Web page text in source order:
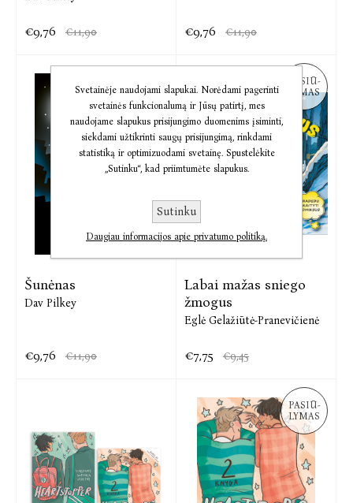
€9,76 €11,90 €9,76 €11,90
Šunėnas
Dav Pilkey
€9,76 €11,90
PASIŪ-
LYMAS
Labai mažas sniego
žmogus
Eglė Gelažiūtė-Pranevičienė
€7,75 €9,45
PASIŪ-
LYMAS
Svetainėje naudojami slapukai. Norėdami pagerinti
svetainės funkcionalumą ir Jūsų patirtį, mes
naudojame slapukus prisijungimo duomenims įsiminti,
siekdami užtikrinti saugų prisijungimą, rinkdami
statistiką ir optimizuodami svetainę. Spustelėkite
„Sutinku“, kad priimtumėte slapukus.
Sutinku
Daugiau informacijos apie privatumo politiką.